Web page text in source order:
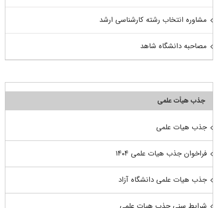
مشاوره انتخاب رشته کارشناسی ارشد
مصاحبه دانشگاه شاهد
جذب هیأت علمی
جذب هیات علمی
فراخوان جذب هیات علمی ۱۴۰۴
جذب هیات علمی دانشگاه آزاد